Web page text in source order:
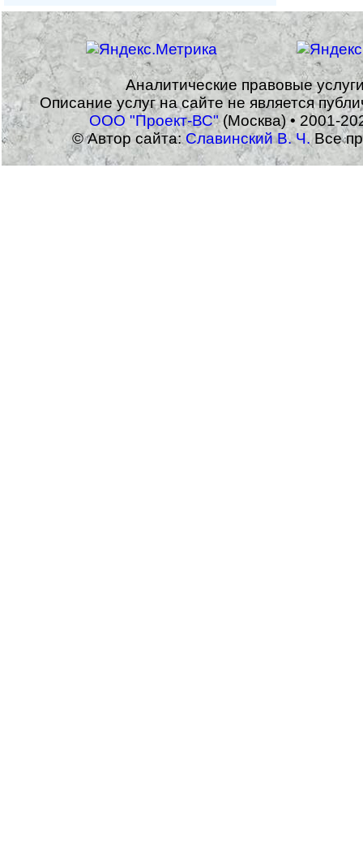
Аналитические правовые
Описание услуг на сайте не является
ООО "Проект-ВС"(Москва) • 2001-
© Автор сайта:Славинский В. Ч.Все